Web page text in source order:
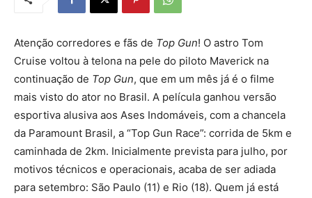
Atenção corredores e fãs de Top Gun! O astro Tom
Cruise voltou à telona na pele do piloto Maverick na
continuação de Top Gun, que em um mês já é o filme
mais visto do ator no Brasil. A película ganhou versão
esportiva alusiva aos Ases Indomáveis, com a chancela
da Paramount Brasil, a “Top Gun Race”: corrida de 5km e
caminhada de 2km. Inicialmente prevista para julho, por
motivos técnicos e operacionais, acaba de ser adiada
para setembro: São Paulo (11) e Rio (18). Quem já está